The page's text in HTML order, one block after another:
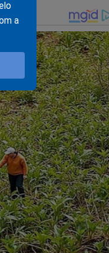
a
cobrança internacional